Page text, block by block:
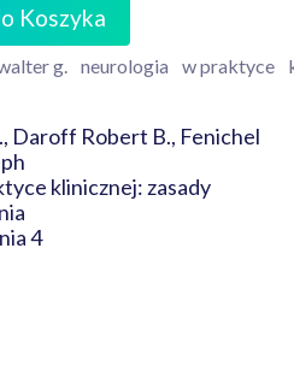
Koszyka
g. neurologia w praktyce
Daroff Robert B., Fenichel
klinicznej: zasady
4